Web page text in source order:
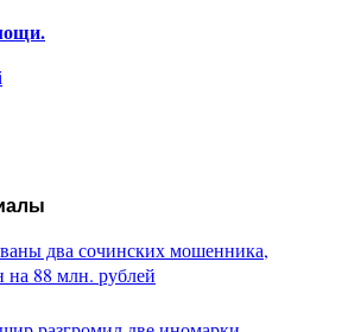
два сочинских мошенника,
88 млн. рублей